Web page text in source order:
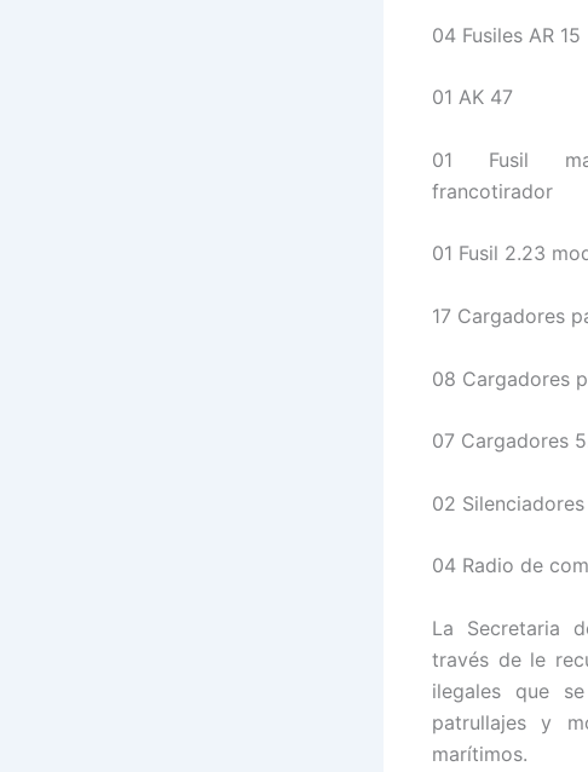
04 Fusiles AR 15
01 AK 47
01 Fusil
francotirador
01 Fusil 2.23
17 Cargadores
08 Cargadores
07 Cargadores
02 Silenciadores
04 Radio de
La Secretaria
través de le
ilegales que
patrullajes y
marítimos.